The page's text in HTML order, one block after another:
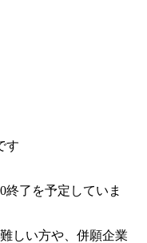
す
終了を予定していま
しい方や、併願企業